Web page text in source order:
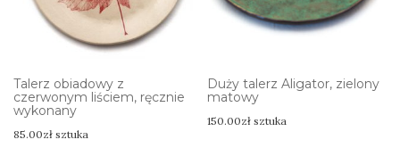
Talerz obiadowy z
czerwonym liściem, ręcznie
wykonany
85.00zł sztuka
Duży talerz Aligator, zielony
matowy
150.00zł sztuka